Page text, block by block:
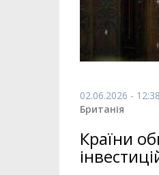
02.06.2026 - 12:38
Британія
Країни